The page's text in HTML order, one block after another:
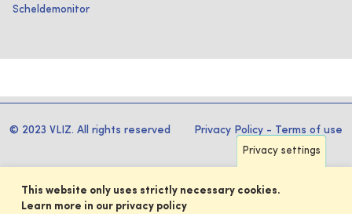
Scheldemonitor
© 2023 VLIZ. All rights reserved Privacy Policy - Terms of use
Privacy settings
This website only uses strictly necessary cookies.
Learn more in our privacy policy